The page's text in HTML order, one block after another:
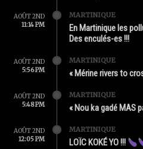
AOÛT 2ND
11:14 PM
MARTINIQUE
En Martinique les
Des enculés-es !!!
AOÛT 2ND
5:56 PM
MARTINIQUE
« Mérine rivers to
AOÛT 2ND
5:48 PM
MARTINIQUE
« Nou ka gadé MAS
AOÛT 2ND
12:05 PM
MARTINIQUE
LOÏC KOKÉ YO !!!